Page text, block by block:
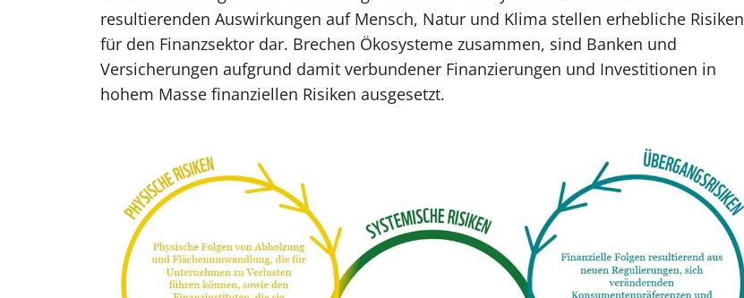
resultierenden Auswirkungen auf Mensch, Natur und Klima stellen erhebliche Risiken
für den Finanzsektor dar. Brechen Ökosysteme zusammen, sind Banken und
Versicherungen aufgrund damit verbundener Finanzierungen und Investitionen in
hohem Masse finanziellen Risiken ausgesetzt.